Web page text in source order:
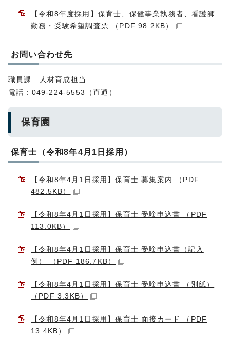
【令和8年度採用】保育士、保健事業執務者、看護師
勤務・受験希望調査票 （PDF 98.2KB）
お問い合わせ先
職員課 人材育成担当
電話：049-224-5553（直通）
保育園
保育士（令和8年4月1日採用）
【令和8年4月1日採用】保育士 募集案内 （PDF
482.5KB）
【令和8年4月1日採用】保育士 受験申込書 （PDF
113.0KB）
【令和8年4月1日採用】保育士 受験申込書（記入
例） （PDF 186.7KB）
【令和8年4月1日採用】保育士 受験申込書 （別紙）
（PDF 3.3KB）
【令和8年4月1日採用】保育士 面接カード （PDF
13.4KB）